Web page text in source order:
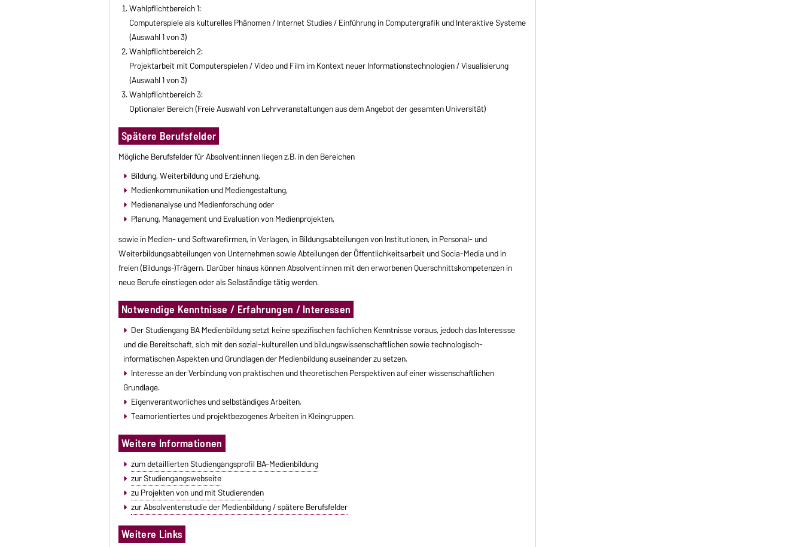
Wahlpflichtbereich 1:
Computerspiele als kulturelles Phänomen / Internet Studies / Einführung in Computergrafik und Interaktive Systeme
(Auswahl 1 von 3)
Wahlpflichtbereich 2:
Projektarbeit mit Computerspielen / Video und Film im Kontext neuer Informationstechnologien / Visualisierung
(Auswahl 1 von 3)
Wahlpflichtbereich 3:
Optionaler Bereich (Freie Auswahl von Lehrveranstaltungen aus dem Angebot der gesamten Universität)
Spätere Berufsfelder
Mögliche Berufsfelder für Absolvent:innen liegen z.B. in den Bereichen
Bildung, Weiterbildung und Erziehung,
Medienkommunikation und Mediengestaltung,
Medienanalyse und Medienforschung oder
Planung, Management und Evaluation von Medienprojekten,
sowie in Medien- und Softwarefirmen, in Verlagen, in Bildungsabteilungen von Institutionen, in Personal- und
Weiterbildungsabteilungen von Unternehmen sowie Abteilungen der Öffentlichkeitsarbeit und Socia-Media und in
freien (Bildungs-)Trägern. Darüber hinaus können Absolvent:innen mit den erworbenen Querschnittskompetenzen in
neue Berufe einstiegen oder als Selbständige tätig werden.
Notwendige Kenntnisse / Erfahrungen / Interessen
Der Studiengang BA Medienbildung setzt keine spezifischen fachlichen Kenntnisse voraus, jedoch das Interessse
und die Bereitschaft, sich mit den sozial-kulturellen und bildungswissenschaftlichen sowie technologisch-
informatischen Aspekten und Grundlagen der Medienbildung auseinander zu setzen.
Interesse an der Verbindung von praktischen und theoretischen Perspektiven auf einer wissenschaftlichen
Grundlage.
Eigenverantworliches und selbständiges Arbeiten.
Teamorientiertes und projektbezogenes Arbeiten in Kleingruppen.
Weitere Informationen
zum detaillierten Studiengangsprofil BA-Medienbildung
zur Studiengangswebseite
zu Projekten von und mit Studierenden
zur Absolventenstudie der Medienbildung / spätere Berufsfelder
Weitere Links